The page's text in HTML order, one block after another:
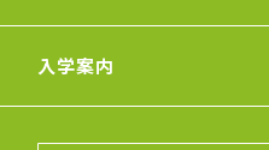
入学案内